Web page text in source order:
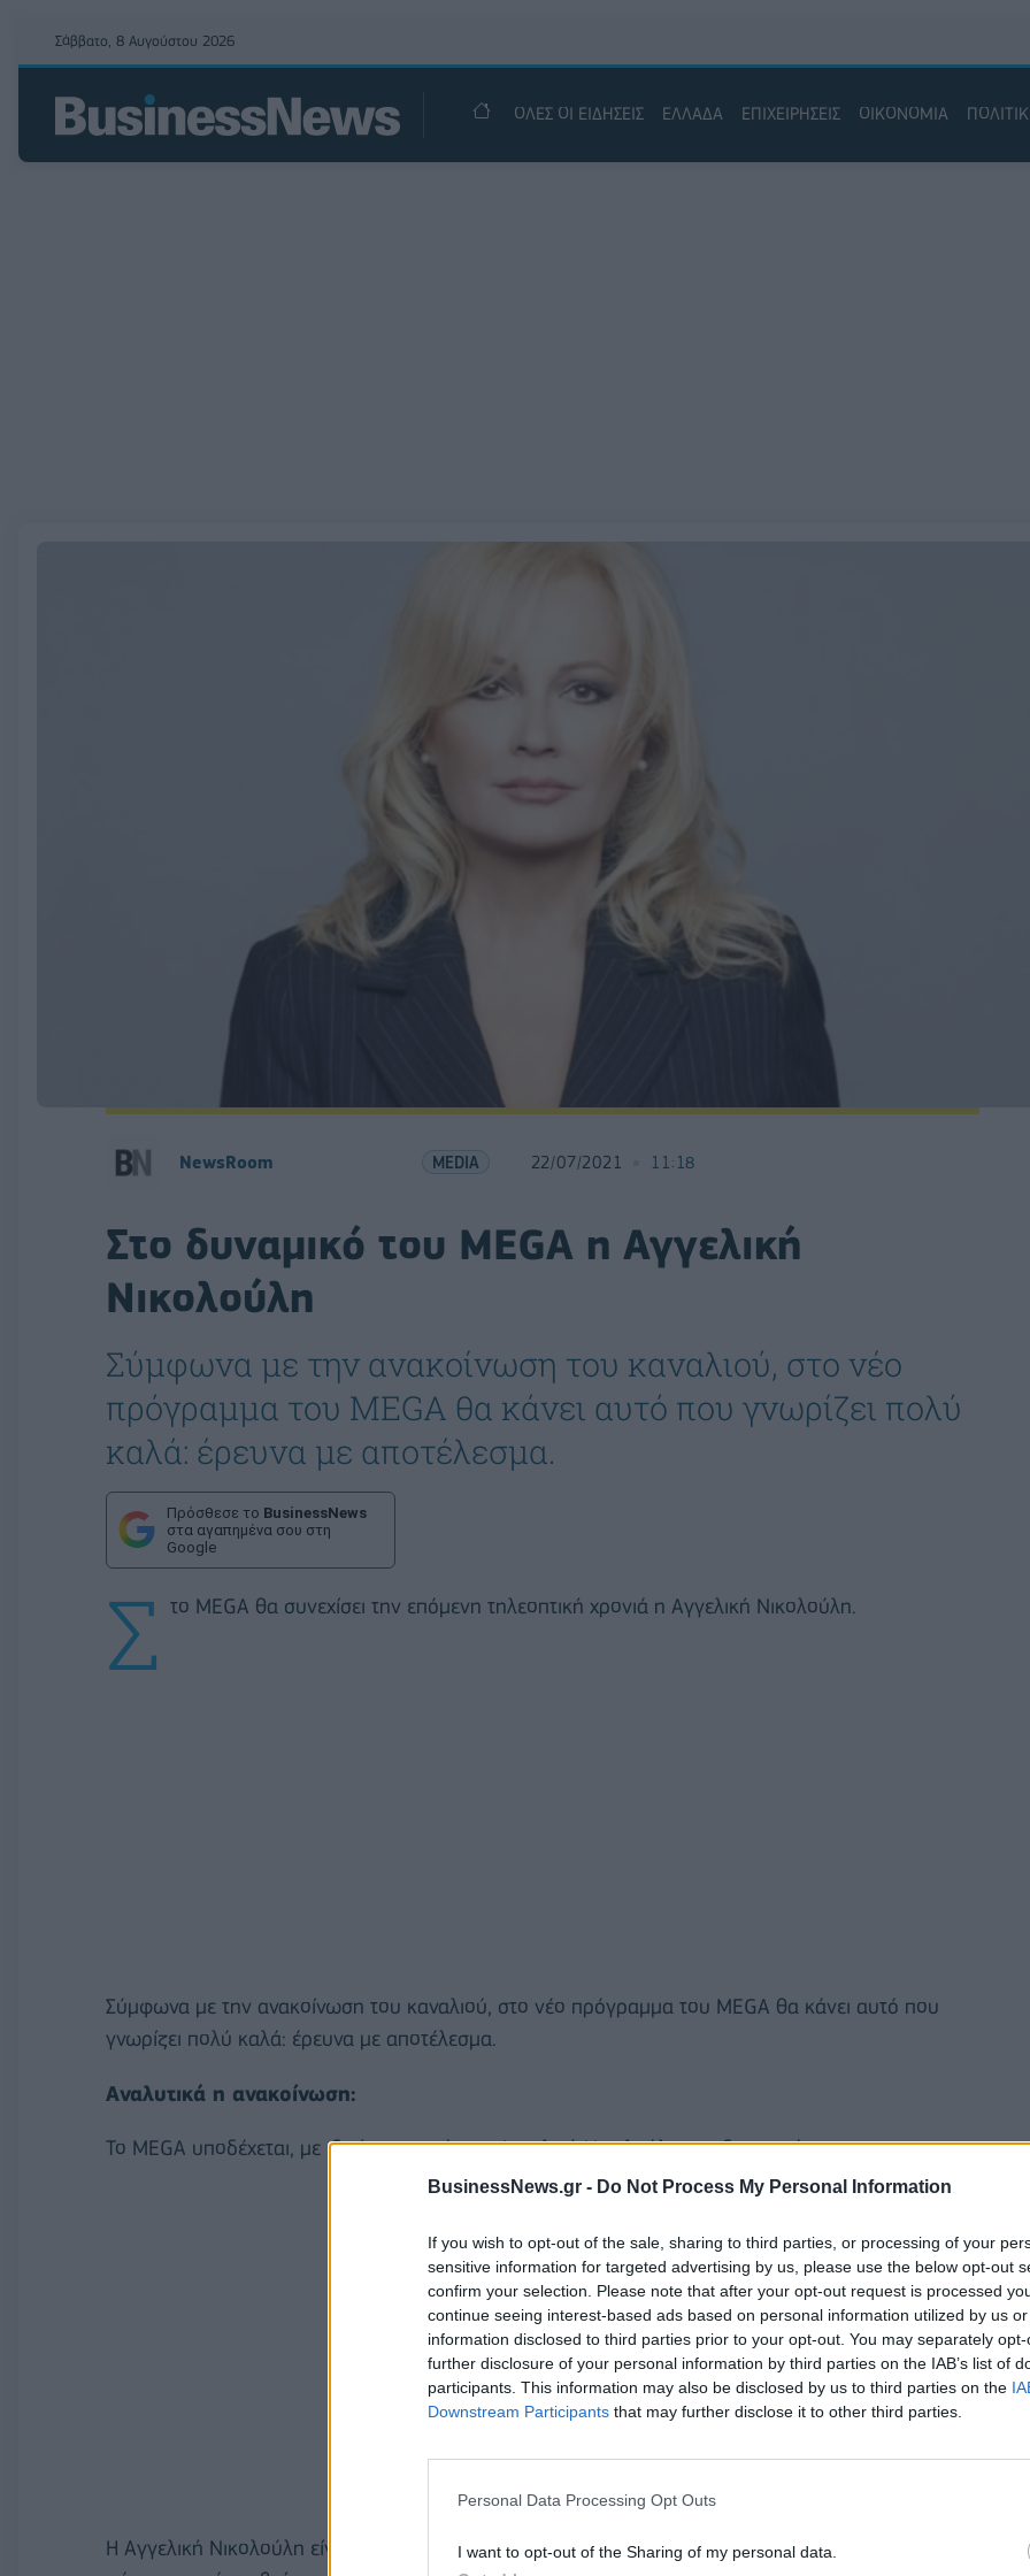
BusinessNews.gr - Do Not Process My Personal Information
If you wish to opt-out of the sale, sharing to third parties, or processing of your
sensitive information for targeted advertising by us, please use the below opt-out
confirm your selection. Please note that after your opt-out request is processed
continue seeing interest-based ads based on personal information utilized by us
information disclosed to third parties prior to your opt-out. You may separately
further disclosure of your personal information by third parties on the IAB’s list of
participants. This information may also be disclosed by us to third parties on the
Downstream Participants that may further disclose it to other third parties.
Personal Data Processing Opt Outs
I want to opt-out of the Sharing of my personal data.
Σάββατο, 8 Αυγούστου 2026
ΟΛΕΣ ΟΙ ΕΙΔΗΣΕΙΣ ΕΛΛΑΔΑ ΕΠΙΧΕΙΡΗΣΕΙΣ ΟΙΚΟΝΟΜΙΑ
NewsRoom MEDIA 22/07/2021 11:18
Στο δυναμικό του MEGA η Αγγελική
Νικολούλη
Σύμφωνα με την ανακοίνωση του καναλιού, στο νέο
πρόγραμμα του MEGA θα κάνει αυτό που γνωρίζει πολύ
καλά: έρευνα με αποτέλεσμα.
Πρόσθεσε το BusinessNews
στα αγαπημένα σου στη
Google
Σ το MEGA θα συνεχίσει την επόμενη τηλεοπτική χρονιά η Αγγελική Νικολούλη.
Σύμφωνα με την ανακοίνωση του καναλιού, στο νέο πρόγραμμα του MEGA θα κάνει αυτό που
γνωρίζει πολύ καλά: έρευνα με αποτέλεσμα.
Αναλυτικά η ανακοίνωση:
Το MEGA υποδέχεται, με ιδιαίτερη χαρά, την Αγγελική Νικολούλη στο δυναμικό του.
Η Αγγελική Νικολούλη είναι μια ξεχωριστή περίπτωση δημοσιογράφου. Είναι αυτή που πάντα